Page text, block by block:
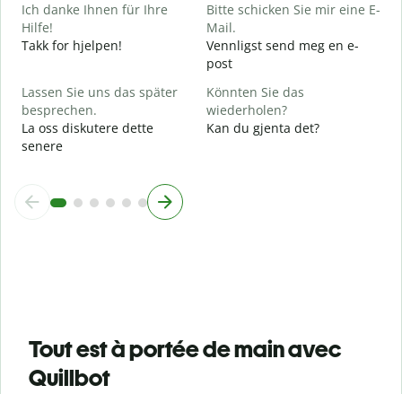
Ich danke Ihnen für Ihre
Hilfe!
Takk for hjelpen!
Bitte schicken Sie mir eine E-
Mail.
Vennligst send meg en e-
post
Lassen Sie uns das später
besprechen.
La oss diskutere dette
senere
Könnten Sie das
wiederholen?
Kan du gjenta det?
Tout est à portée de main avec
Quillbot